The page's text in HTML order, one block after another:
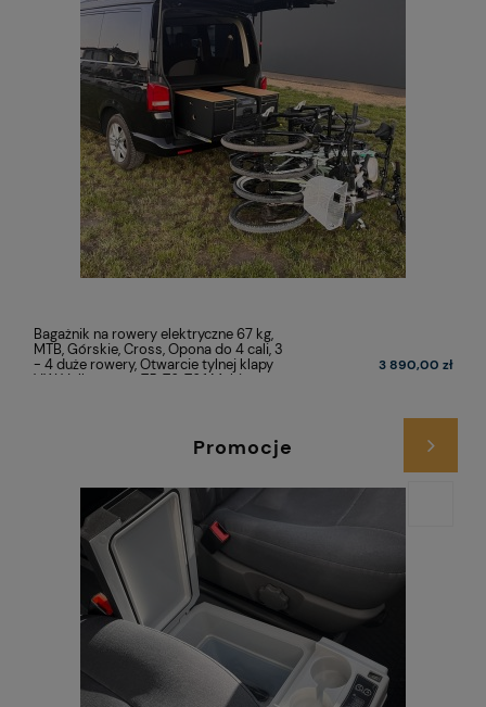
Bagażnik na rowery elektryczne 67 kg,
MTB, Górskie, Cross, Opona do 4 cali, 3
- 4 duże rowery, Otwarcie tylnej klapy
VW Volkswagen T5, T6, T6.1 Multivan,
3 890,00 zł
Promocje